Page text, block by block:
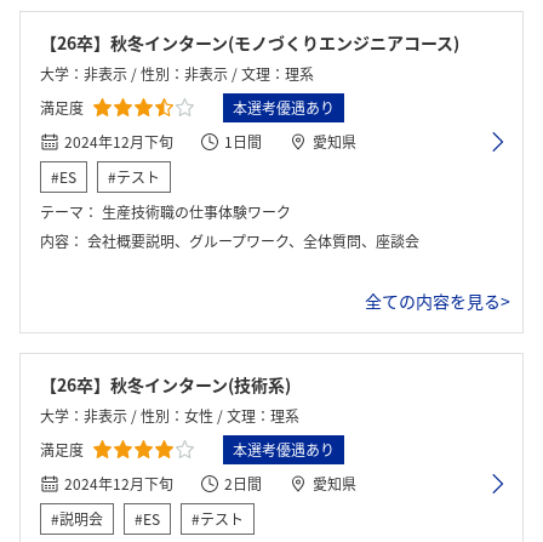
【26卒】秋冬インターン(モノづくりエンジニアコース)
大学：非表示 / 性別：非表示 / 文理：理系
満足度
本選考優遇あり
2024年12月下旬
1日間
愛知県
#ES
#テスト
テーマ： 生産技術職の仕事体験ワーク
内容： 会社概要説明、グループワーク、全体質問、座談会
全ての内容を見る>
【26卒】秋冬インターン(技術系)
大学：非表示 / 性別：女性 / 文理：理系
満足度
本選考優遇あり
2024年12月下旬
2日間
愛知県
#説明会
#ES
#テスト